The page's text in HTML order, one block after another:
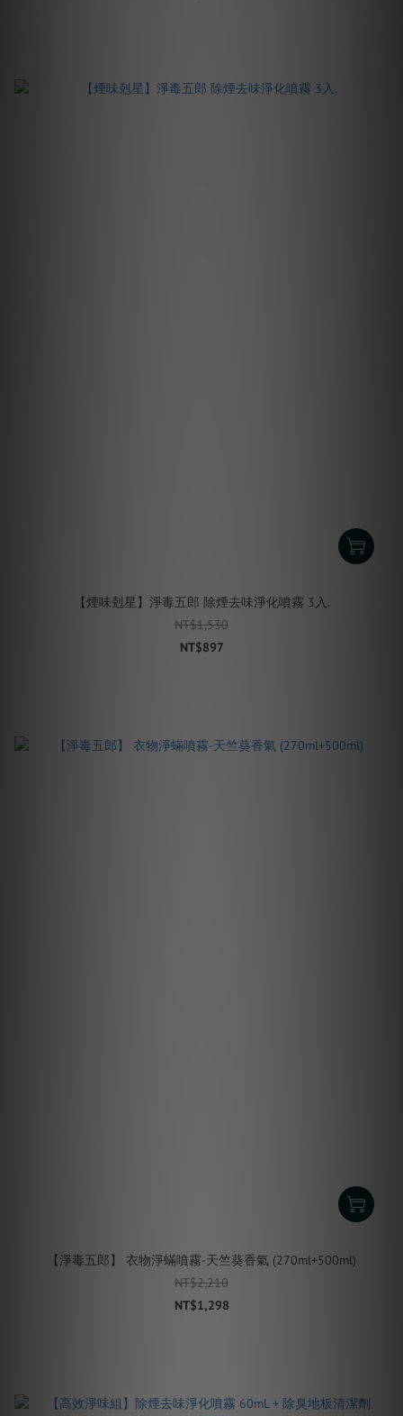
【煙味剋星】淨毒五郎 除煙去味淨化噴霧 3入.
NT$1,530
NT$897
【淨毒五郎】 衣物淨蟎噴霧-天竺葵香氣 (270ml+500ml)
NT$2,210
NT$1,298